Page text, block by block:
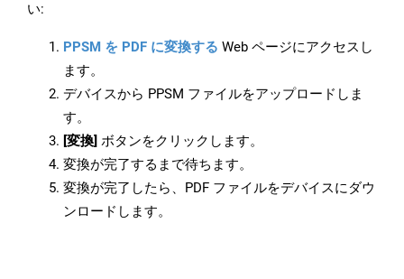
い:
PPSM を PDF に変換する Web ページにアクセスし
ます。
デバイスから PPSM ファイルをアップロードしま
す。
[変換] ボタンをクリックします。
変換が完了するまで待ちます。
変換が完了したら、PDF ファイルをデバイスにダウ
ンロードします。